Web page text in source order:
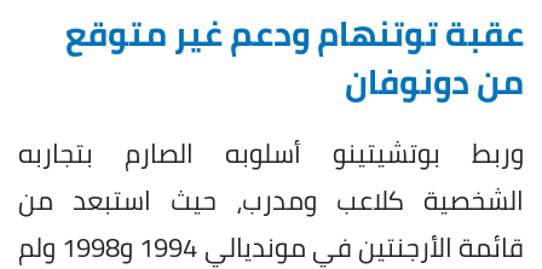
عقبة توتنهام ودعم غير متوقع
من دونوفان
وربط بوتشيتينو أسلوبه الصارم بتجاربه
الشخصية كلاعب ومدرب، حيث استبعد من
قائمة الأرجنتين في مونديالي 1994 و1998 ولم